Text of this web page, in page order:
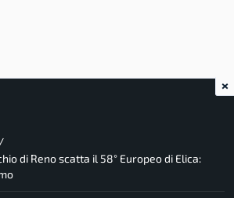
di Reno scatta il 58° Europeo di Elica:
×